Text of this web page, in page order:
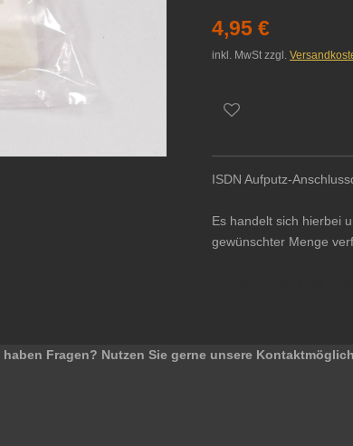
4,95 €
inkl. MwSt zzgl.
ISDN Aufputz-
Es handelt sich hierbei
gewünschter Menge
haben Fragen? Nutzen Sie gerne unsere